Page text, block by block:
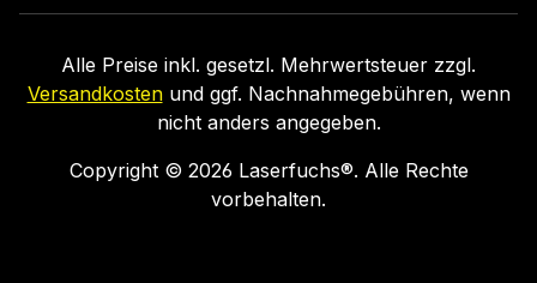
Alle Preise inkl. gesetzl. Mehrwertsteuer zzgl.
Versandkostenund ggf. Nachnahmegebühren, wenn
nicht anders angegeben.
Copyright © 2026 Laserfuchs®. Alle Rechte
vorbehalten.